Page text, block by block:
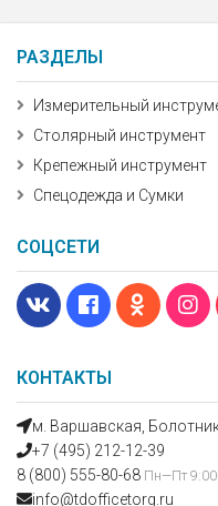
КОНТАКТЫ
м. Варшавская,
+7 (495) 212-12-39
8 (800) 555-80-68 Пн—Пт
info@tdofficetorg.ru
РАЗДЕЛЫ
Измерительный
Столярный инструмент
Крепежный инструмент
Спецодежда и Сумки
СОЦСЕТИ